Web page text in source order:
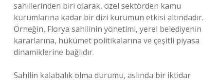
sahillerinden biri olarak, özel sektörden kamu
kurumlarına kadar bir dizi kurumun etkisi altındadır.
Örneğin, Florya sahilinin yönetimi, yerel belediyenin
kararlarına, hükümet politikalarına ve çeşitli piyasa
dinamiklerine bağlıdır.
Sahilin kalabalık olma durumu, aslında bir iktidar